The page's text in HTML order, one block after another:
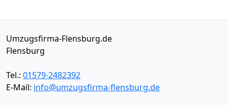
Umzugsfirma-Flensburg.de
Flensburg
Tel.: 01579-2482392
E-Mail: info@umzugsfirma-flensburg.de